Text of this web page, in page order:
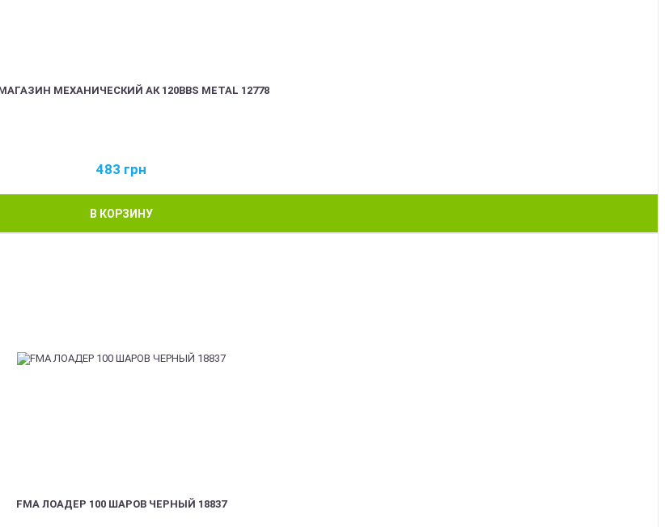
МЕХАНИЧЕСКИЙ АК 120BBS METAL 12778
483 грн
В КОРЗИНУ
FMA ЛОАДЕР 100 ШАРОВ ЧЕРНЫЙ 18837